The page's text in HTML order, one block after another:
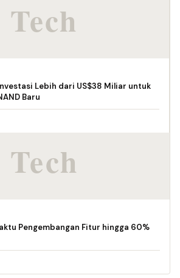
Lebih dari US$38 Miliar untuk
Baru
Pengembangan Fitur hingga 60%